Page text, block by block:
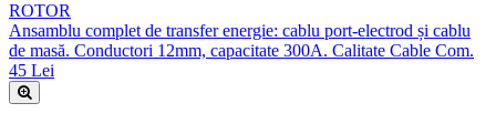
ROTOR
Ansamblu complet de transfer energie: cablu port-electrod și cablu
de masă. Conductori 12mm, capacitate 300A. Calitate Cable Com.
45 Lei